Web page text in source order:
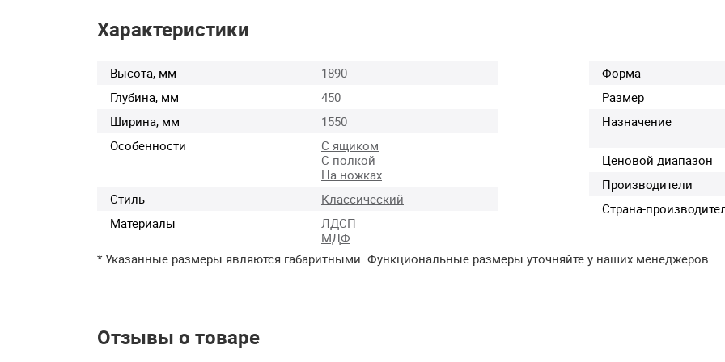
Характеристики
Высота, мм
1890
Глубина, мм
450
Ширина, мм
1550
Особенности
С ящиком
С полкой
На ножках
Стиль
Классический
Материалы
ЛДСП
МДФ
Форма
Размер
Назначение
Ценовой диапазон
Производители
Страна-
* Указанные размеры являются габаритными. Функциональные размеры уточняйте у наших менеджеров.
Отзывы о товаре